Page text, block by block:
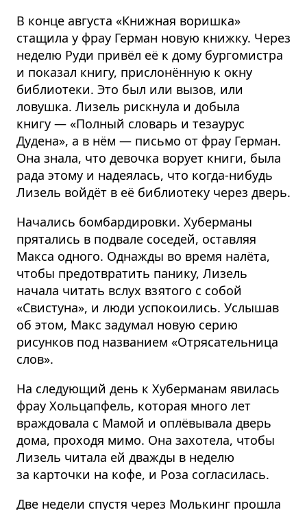
В конце августа «Книжная воришка»
стащила у фрау Герман новую книжку. Через
неделю Руди привёл её к дому бургомистра
и показал книгу, прислонённую к окну
библиотеки. Это был или вызов, или
ловушка. Лизель рискнула и добыла
книгу — «Полный словарь и тезаурус
Дудена», а в нём — письмо от фрау Герман.
Она знала, что девочка ворует книги, была
рада этому и надеялась, что когда-нибудь
Лизель войдёт в её библиотеку через дверь.
Начались бомбардировки. Хуберманы
прятались в подвале соседей, оставляя
Макса одного. Однажды во время налёта,
чтобы предотвратить панику, Лизель
начала читать вслух взятого с собой
«Свистуна», и люди успокоились. Услышав
об этом, Макс задумал новую серию
рисунков под названием «Отрясательница
слов».
На следующий день к Хуберманам явилась
фрау Хольцапфель, которая много лет
враждовала с Мамой и оплёвывала дверь
дома, проходя мимо. Она захотела, чтобы
Лизель читала ей дважды в неделю
за карточки на кофе, и Роза согласилась.
Две недели спустя через Молькинг прошла